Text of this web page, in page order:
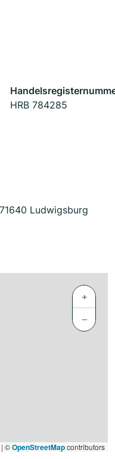
HRB 784285
Ludwigsburg
+
−
| ©OpenStreetMapcontributors